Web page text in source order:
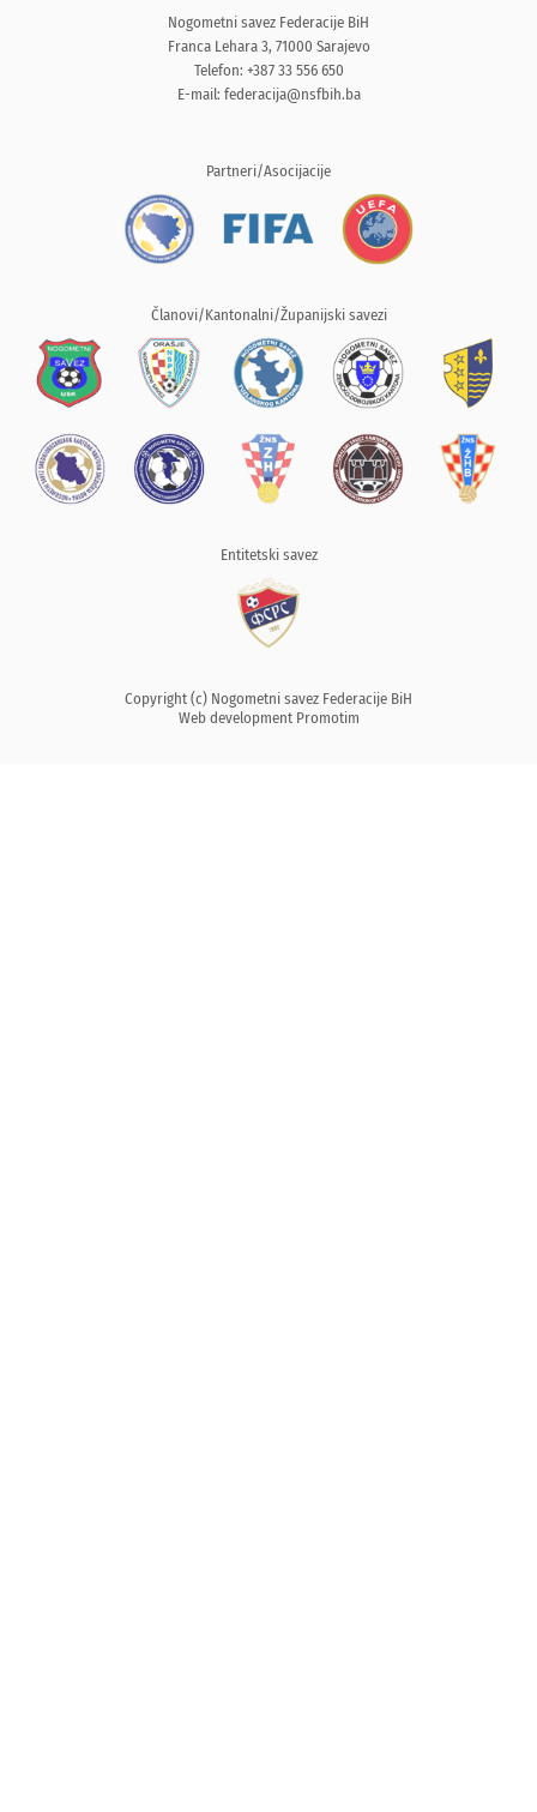
Nogometni savez Federacije BiH
Franca Lehara 3, 71000 Sarajevo
Telefon: +387 33 556 650
E-mail: federacija@nsfbih.ba
Partneri/Asocijacije
Članovi/Kantonalni/Županijski savezi
Entitetski savez
Copyright (c) Nogometni savez Federacije BiH
Web development Promotim